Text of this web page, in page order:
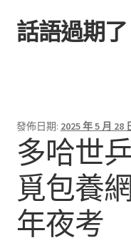
跳
至
跳
至
話語過期了
發佈日期: 2025 年 5 月 28
多哈世
覓包養
年夜考